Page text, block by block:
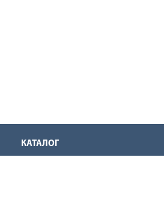
КАТАЛОГ